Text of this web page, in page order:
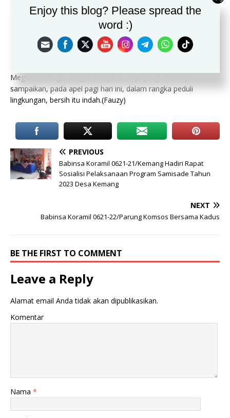
manfaatnya sangat luar biasa. Setelah ini apa yang sudah
camat Megamendung sampaikan, setelah apel ini selesai, kita
langsung menuju ketitik yang sudah kami tentukan, yaitu
Disungai Sukabirus, setelah nanti selesai membersihkan
sampah dari sungai, kita langsung menuju naik kepasar
Megamendung, mungkin hanya itu saja yang bisa saya
sampaikan, pada apel pagi hari ini, dalam rangka peduli
lingkungan, bersih itu indah.(Fauzy)
PREVIOUS
Babinsa Koramil 0621-21/Kemang Hadiri Rapat
Sosialisi Pelaksanaan Program Samisade Tahun
2023 Desa Kemang
NEXT
Babinsa Koramil 0621-22/Parung Komsos Bersama Kadus
BE THE FIRST TO COMMENT
Leave a Reply
Alamat email Anda tidak akan dipublikasikan.
Komentar
Nama *
Enjoy this blog? Please spread the
word :)